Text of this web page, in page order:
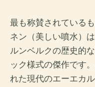
最も称賛されている
ネン（美しい噴水）
ルンベルクの歴史的
ック様式の傑作です
れた現代のエーエカ